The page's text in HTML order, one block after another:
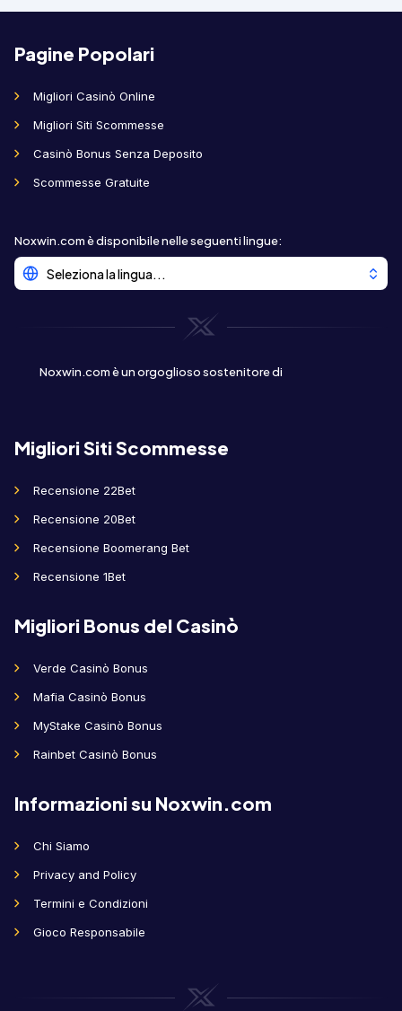
Pagine Popolari
Migliori Casinò Online
Migliori Siti Scommesse
Casinò Bonus Senza Deposito
Scommesse Gratuite
Migliori Siti Scommesse
Recensione 22Bet
Recensione 20Bet
Recensione Boomerang Bet
Recensione 1Bet
Noxwin.com è disponibile nelle seguenti lingue:
Seleziona la lingua...
Noxwin.com è un orgoglioso sostenitore di
Migliori Bonus del Casinò
Verde Casinò Bonus
Mafia Casinò Bonus
MyStake Casinò Bonus
Rainbet Casinò Bonus
Informazioni su Noxwin.com
Chi Siamo
Privacy and Policy
Termini e Condizioni
Gioco Responsabile